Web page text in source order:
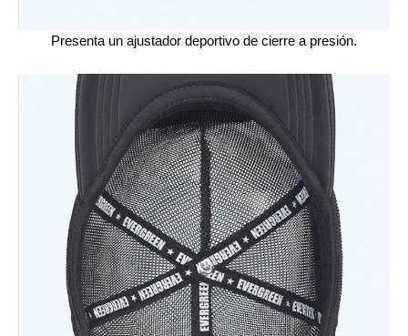
Presenta un ajustador deportivo de cierre a presión.